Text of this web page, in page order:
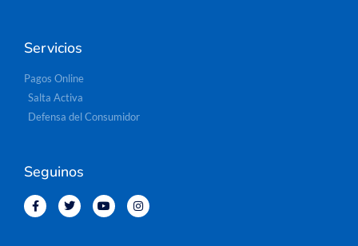
Servicios
Pagos Online
Salta Activa
Defensa del Consumidor
Seguinos